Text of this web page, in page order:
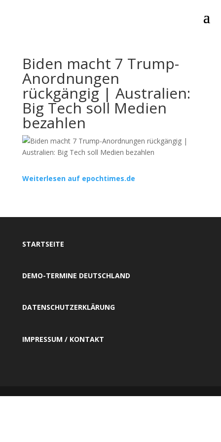
Biden macht 7 Trump-
Anordnungen
rückgängig | Australien:
Big Tech soll Medien
bezahlen
Weiterlesen auf epochtimes.de
STARTSEITE
DEMO-TERMINE DEUTSCHLAND
DATENSCHUTZERKLÄRUNG
IMPRESSUM / KONTAKT